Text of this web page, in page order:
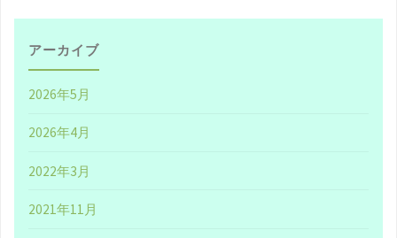
アーカイブ
2026年5月
2026年4月
2022年3月
2021年11月